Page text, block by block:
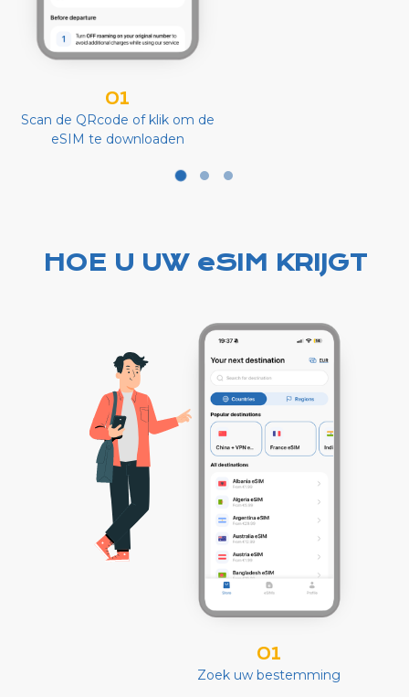
01
Scan de QRcode of klik om de
eSIM te downloaden
HOE U UW eSIM KRIJGT
01
Zoek uw bestemming